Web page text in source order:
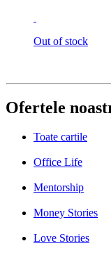
Out of stock
Ofertele
Toate cartile
Office Life
Mentorship
Money Stories
Love Stories